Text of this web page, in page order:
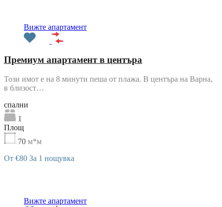
Вижте апартамент
Премиум апартамент в центъра
Този имот е на 8 минути пеша от плажа. В центъра на Варна,
в близост…
cпални
1
Площ
70 м*м
От €80 За 1 нощувка
Вижте апартамент